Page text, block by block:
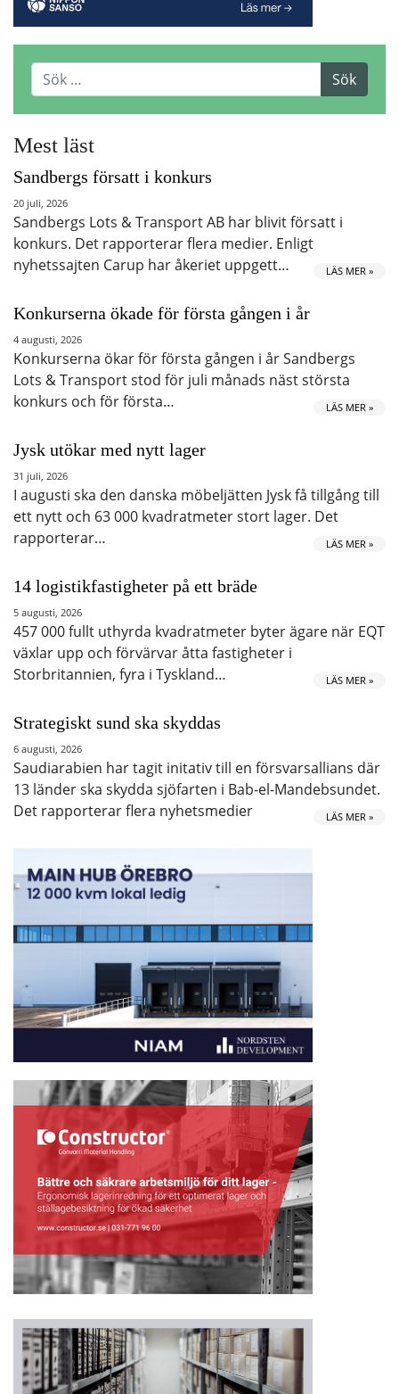
Mest läst
Sandbergs försatt i konkurs
20 juli, 2026
Sandbergs Lots & Transport AB har blivit försatt i
konkurs. Det rapporterar flera medier. Enligt
nyhetssajten Carup har åkeriet uppgett…
LÄS MER »
Konkurserna ökade för första gången i år
4 augusti, 2026
Konkurserna ökar för första gången i år Sandbergs
Lots & Transport stod för juli månads näst största
konkurs och för första…
LÄS MER »
Jysk utökar med nytt lager
31 juli, 2026
I augusti ska den danska möbeljätten Jysk få tillgång till
ett nytt och 63 000 kvadratmeter stort lager. Det
rapporterar…
LÄS MER »
14 logistikfastigheter på ett bräde
5 augusti, 2026
457 000 fullt uthyrda kvadratmeter byter ägare när EQT
växlar upp och förvärvar åtta fastigheter i
Storbritannien, fyra i Tyskland…
LÄS MER »
Strategiskt sund ska skyddas
6 augusti, 2026
Saudiarabien har tagit initativ till en försvarsallians där
13 länder ska skydda sjöfarten i Bab-el-Mandebsundet.
Det rapporterar flera nyhetsmedier
LÄS MER »